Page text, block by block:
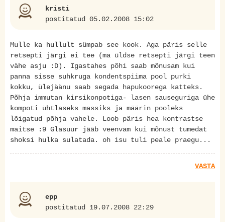
kristi
postitatud 05.02.2008 15:02
Mulle ka hullult sümpab see kook. Aga päris selle
retsepti järgi ei tee (ma üldse retsepti järgi teen
vähe asju :D). Igastahes põhi saab mõnusam kui
panna sisse suhkruga kondentspiima pool purki
kokku, ülejäänu saab segada hapukoorega katteks.
Põhja immutan kirsikonpotiga- lasen sauseguriga ühe
kompoti ühtlaseks massiks ja määrin pooleks
lõigatud põhja vahele. Loob päris hea kontrastse
maitse :9 Glasuur jääb veenvam kui mõnust tumedat
shoksi hulka sulatada. oh isu tuli peale praegu...
VASTA
epp
postitatud 19.07.2008 22:29